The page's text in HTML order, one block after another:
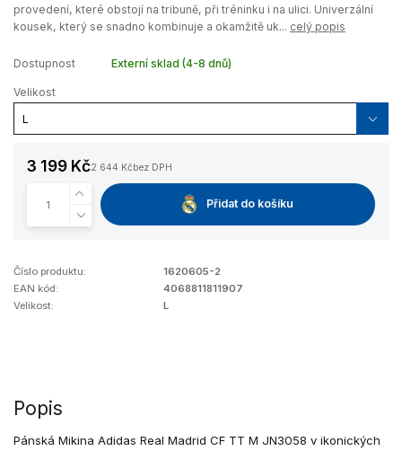
provedení, které obstojí na tribuně, při tréninku i na ulici. Univerzální
kousek, který se snadno kombinuje a okamžitě uk... celý popis
Dostupnost Externí sklad (4-8 dnů)
Velikost
3 199 Kč2 644 Kčbez DPH
Přidat do košíku
Číslo produktu:
1620605-2
EAN kód:
4068811811907
Velikost:
L
Popis
Pánská Mikina Adidas Real Madrid CF TT M JN3058 v ikonických